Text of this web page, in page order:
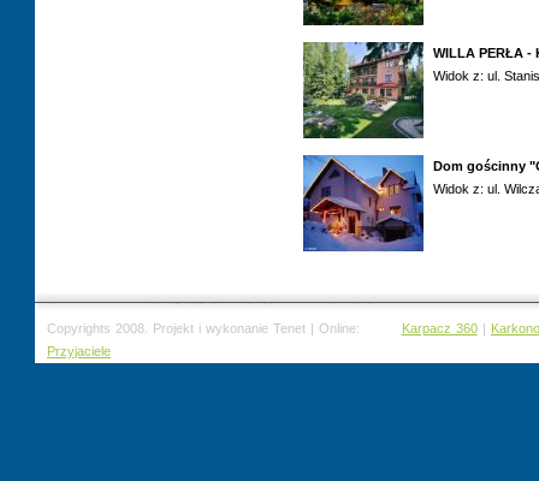
WILLA PERŁA -
Widok z: ul.
Dom gościnny
Widok z: ul.
Copyrights 2008. Projekt i wykonanie Tenet | Online: Karpacz 360|
Przyjaciele